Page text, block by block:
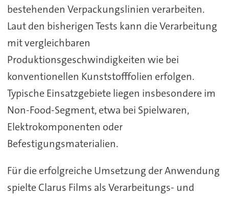
bestehenden Verpackungslinien verarbeiten.
Laut den bisherigen Tests kann die Verarbeitung
mit vergleichbaren
Produktionsgeschwindigkeiten wie bei
konventionellen Kunststofffolien erfolgen.
Typische Einsatzgebiete liegen insbesondere im
Non-Food-Segment, etwa bei Spielwaren,
Elektrokomponenten oder
Befestigungsmaterialien.
Für die erfolgreiche Umsetzung der Anwendung
spielte Clarus Films als Verarbeitungs- und